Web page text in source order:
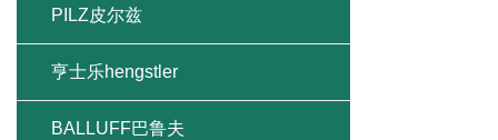
PILZ皮尔兹
亨士乐hengstler
BALLUFF巴鲁夫